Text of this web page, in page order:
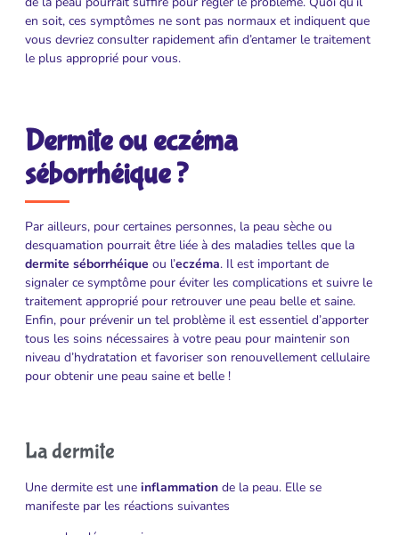
en soit, ces symptômes ne sont pas normaux et indiquent que
vous devriez consulter rapidement afin d’entamer le traitement
le plus approprié pour vous.
Dermite ou eczéma
séborrhéique ?
Par ailleurs, pour certaines personnes, la peau sèche ou
desquamation pourrait être liée à des maladies telles que la
dermite séborrhéique ou l’eczéma. Il est important de
signaler ce symptôme pour éviter les complications et suivre le
traitement approprié pour retrouver une peau belle et saine.
Enfin, pour prévenir un tel problème il est essentiel d’apporter
tous les soins nécessaires à votre peau pour maintenir son
niveau d’hydratation et favoriser son renouvellement cellulaire
pour obtenir une peau saine et belle !
La dermite
Une dermite est une inflammation de la peau. Elle se
manifeste par les réactions suivantes